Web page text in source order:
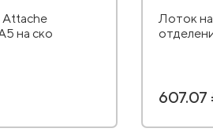
Attache
на ско
Лоток
607.07